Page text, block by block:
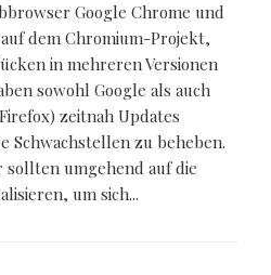
Google Chrome und
dem Chromium-Projekt,
in mehreren Versionen
sowohl Google als auch
zeitnah Updates
Schwachstellen zu beheben.
umgehend auf die
um sich...